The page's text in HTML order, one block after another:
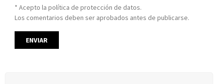
* Acepto la política de protección de datos.
Los comentarios deben ser aprobados antes de publicarse.